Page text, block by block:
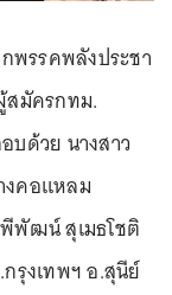
รรคพลังประชา
สมัครกทม.
บด้วย นางสาว
งคอแหลม
พัฒน์ สุเมธโชติ
รุงเทพฯ อ.สุนีย์